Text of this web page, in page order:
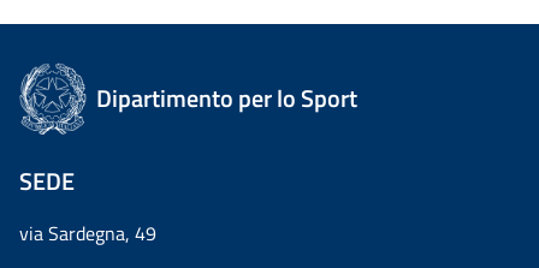
Dipartimento per lo Sport
SEDE
via Sardegna, 49